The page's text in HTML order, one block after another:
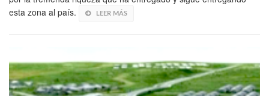
esta zona al país.
LEER MÁS